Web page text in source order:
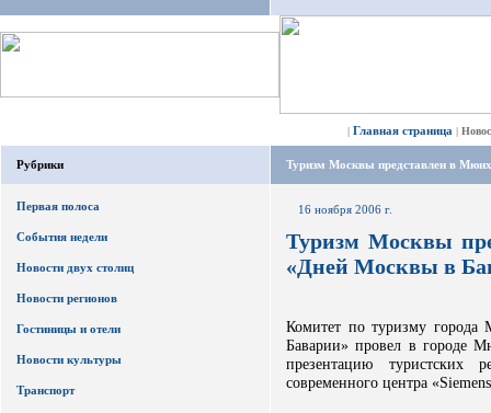
| Главная страница |
Рубрики
Первая полоса
События недели
Новости двух столиц
Новости регионов
Гостиницы и отели
Новости культуры
Транспорт
Туризм Москвы представлен в
16 ноября 2006 г.
Туризм Москвы
«Дней Москвы в
Комитет по туризму
Баварии» провел в городе
презентацию туристских
современного центра